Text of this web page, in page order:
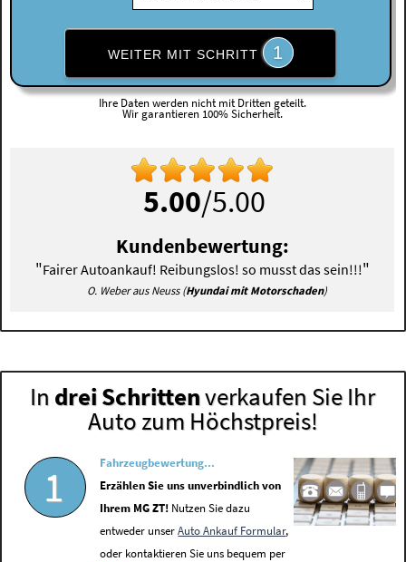
WEITER MIT SCHRITT 1
Ihre Daten werden nicht mit Dritten geteilt.
Wir garantieren 100% Sicherheit.
5.00/5.00
Kundenbewertung:
"Fairer Autoankauf! Reibungslos! so musst das sein!!!"
O. Weber aus Neuss (Hyundai mit Motorschaden)
In drei Schrittenverkaufen Sie Ihr
Auto zum Höchstpreis!
1
Fahrzeugbewertung...
Erzählen Sie uns unverbindlich von
Ihrem MG ZT! Nutzen Sie dazu
entweder unserAuto Ankauf Formular,
oder kontaktieren Sie uns bequem per